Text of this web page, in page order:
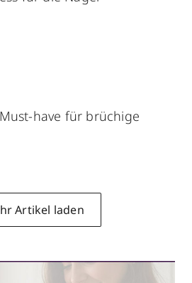
have für brüchige
Artikel laden